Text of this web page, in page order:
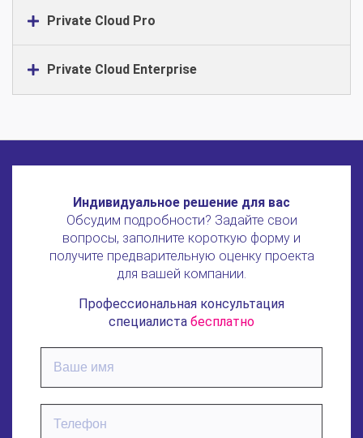
Private Cloud Pro
Private Cloud Enterprise
Индивидуальное решение для вас
Обсудим подробности? Задайте свои
вопросы, заполните короткую форму и
получите предварительную оценку проекта
для вашей компании.
Профессиональная консультация
специалиста бесплатно